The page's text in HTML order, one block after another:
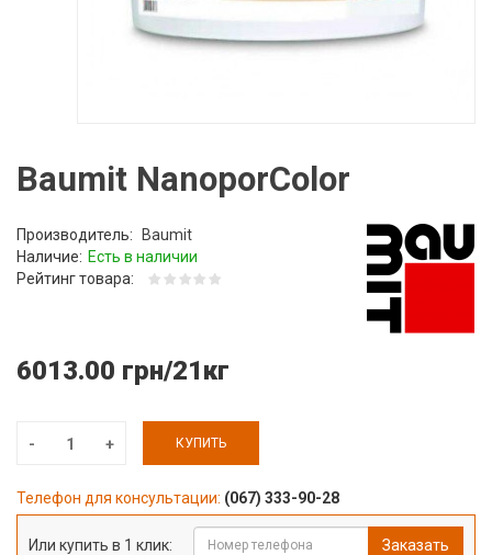
Baumit NanoporColor
Производитель:
Baumit
Наличие: Есть в наличии
Рейтинг товара:
6013.00 грн/21кг
КУПИТЬ
Телефон для консультации: (067) 333-90-28
Или купить в 1 клик: Заказать